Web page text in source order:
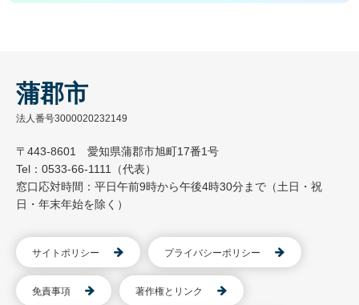
蒲郡市
法人番号3000020232149
〒443-8601 愛知県蒲郡市旭町17番1号
Tel：0533-66-1111（代表）
窓口応対時間：平日午前9時から午後4時30分まで（土日・祝
日・年末年始を除く）
サイトポリシー プライバシーポリシー
免責事項 著作権とリンク